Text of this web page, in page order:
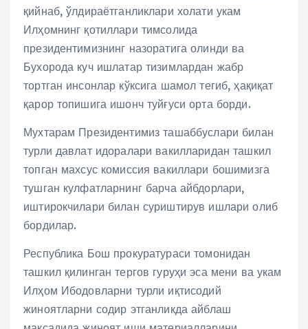
қийнаб, ўлдираётганликлари холати укам
Илҳомнинг қотиллари тимсолида
президентимизнинг назоратига олинди ва
Бухорода куч ишлатар тизимлардан жабр
тортган инсонлар кўксига шамол тегиб, ҳақиқат
қарор топишига ишонч туйғуси орта борди.
Мухтарам Президентимиз ташаббуслари билан
турли давлат идоралари вакилларидан ташкил
топган махсус комиссия вакиллари бошимизга
тушган кулфатларнинг барча айбдорлари,
иштирокчилари билан суриштирув ишлари олиб
бордилар.
Республика Бош прокуратураси томонидан
ташкил қилинган тергов гуруҳи эса мени ва укам
Илҳом Ибодовларни турли иқтисодий
жиноятларни содир этганликда айблаш